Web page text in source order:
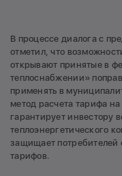
В процессе диалога с
отметил, что
открывают принятые в
теплоснабжении»
применять в
метод расчета тарифа
гарантирует инвестору
теплоэнергетического
защищает потребителей
тарифов.